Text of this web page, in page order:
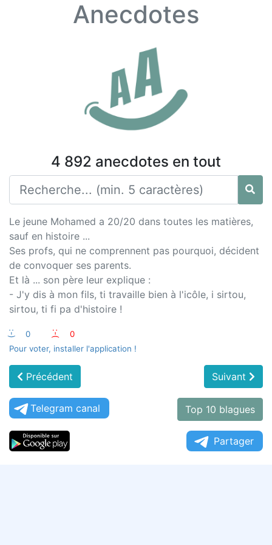
Anecdotes
4 892 anecdotes en tout
Le jeune Mohamed a 20/20 dans toutes les matières,
sauf en histoire ...
Ses profs, qui ne comprennent pas pourquoi, décident
de convoquer ses parents.
Et là ... son père leur explique :
- J'y dis à mon fils, ti travaille bien à l'icôle, i sirtou,
sirtou, ti fi pa d'histoire !
:-) 0 :-(
0
Pour voter, installer l'application !
Précédent Suivant
Telegram canal Top 10 blagues
Partager